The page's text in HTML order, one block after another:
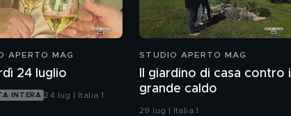
APERTO MAG
24 luglio
INTERA 24 lug | Italia 1
STUDIO APERTO MAG
Il giardino di casa contro il
grande caldo
29 lug | Italia 1